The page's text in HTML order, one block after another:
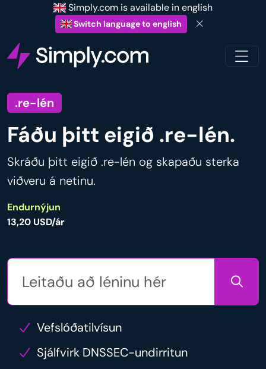
Simply.com is available in english
Switch language to english
.re-lén
Fáðu þitt eigið .re-lén.
Skráðu þitt eigið .re-lén og skapaðu sterka
viðveru á netinu.
Endurnýjun
13,20 USD/ár
Vefslóðatilvísun
Sjálfvirk DNSSEC-undirritun